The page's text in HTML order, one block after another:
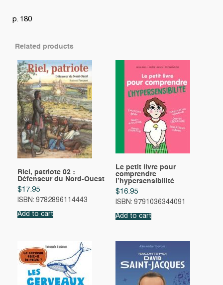
p. 180
Related products
Riel, patriote 02 :
Défenseur du Nord-Ouest
$17.95
ISBN: 9782896114443
Add to cart
Le petit livre pour
comprendre
l’hypersensibilité
$16.95
ISBN: 9791036344091
Add to cart